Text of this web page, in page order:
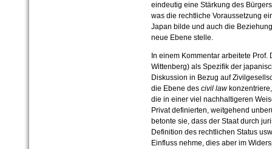
eindeutig eine Stärkung des
was die rechtliche Voraussetzung
Japan bilde und auch die
neue Ebene stelle.
In einem Kommentar arbeitete
Wittenberg) als Spezifik der
Diskussion in Bezug auf
die Ebene des civil law
die in einer viel nachhaltigeren
Privat definierten, weitgehend
betonte sie, dass der Staat durch
Definition des rechtlichen Status
Einfluss nehme, dies aber im